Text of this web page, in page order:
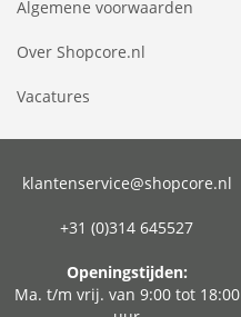
Algemene voorwaarden
Over Shopcore.nl
Vacatures
klantenservice@shopcore.nl
+31 (0)314 645527
Openingstijden:
Ma. t/m vrij. van 9:00 tot 18:00